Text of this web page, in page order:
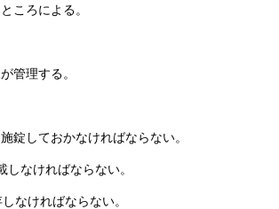
ころによる。
管理する。
錠しておかなければならない。
なければならない。
なければならない。